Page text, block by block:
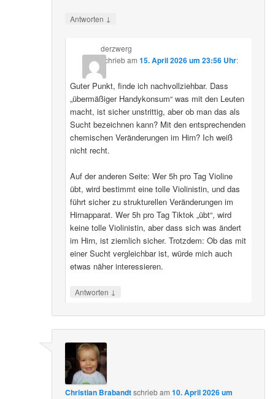
Antworten ↓
derzwerg
schriebam 15. April 2026 um 23:56 Uhr:
Guter Punkt, finde ich nachvollziehbar. Dass
„übermäßiger Handykonsum“ was mit den Leuten
macht, ist sicher unstrittig, aber ob man das als
Sucht bezeichnen kann? Mit den entsprechenden
chemischen Veränderungen im Hirn? Ich weiß
nicht recht.
Auf der anderen Seite: Wer 5h pro Tag Violine
übt, wird bestimmt eine tolle Violinistin, und das
führt sicher zu strukturellen Veränderungen im
Hirnapparat. Wer 5h pro Tag Tiktok „übt“, wird
keine tolle Violinistin, aber dass sich was ändert
im Hirn, ist ziemlich sicher. Trotzdem: Ob das mit
einer Sucht vergleichbar ist, würde mich auch
etwas näher interessieren.
Antworten ↓
Christian Brabandtschriebam10. April 2026 um